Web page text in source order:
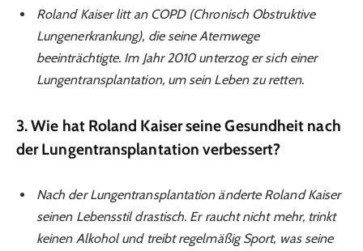
Roland Kaiser litt an COPD (Chronisch Obstruktive
Lungenerkrankung), die seine Atemwege
beeinträchtigte. Im Jahr 2010 unterzog er sich einer
Lungentransplantation, um sein Leben zu retten.
3. Wie hat Roland Kaiser seine Gesundheit nach
der Lungentransplantation verbessert?
Nach der Lungentransplantation änderte Roland Kaiser
seinen Lebensstil drastisch. Er raucht nicht mehr, trinkt
keinen Alkohol und treibt regelmäßig Sport, was seine